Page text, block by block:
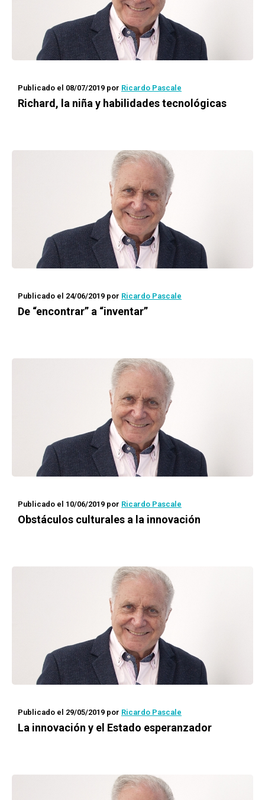
Publicado el 08/07/2019 por Ricardo Pascale
Richard, la niña y habilidades tecnológicas
Publicado el 24/06/2019 por Ricardo Pascale
De “encontrar” a “inventar”
Publicado el 10/06/2019 por Ricardo Pascale
Obstáculos culturales a la innovación
Publicado el 29/05/2019 por Ricardo Pascale
La innovación y el Estado esperanzador